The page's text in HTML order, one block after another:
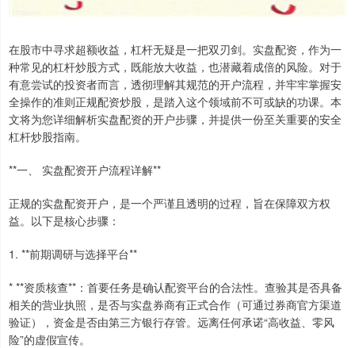
在股市中寻求超额收益，杠杆无疑是一把双刃剑。实盘配资，作为一
种常见的杠杆炒股方式，既能放大收益，也潜藏着成倍的风险。对于
有意尝试的投资者而言，透彻理解其规范的开户流程，并牢牢掌握安
全操作的准则正规配资炒股，是踏入这个领域前不可或缺的功课。本
文将为您详细解析实盘配资的开户步骤，并提供一份至关重要的安全
杠杆炒股指南。
**一、 实盘配资开户流程详解**
正规的实盘配资开户，是一个严谨且透明的过程，旨在保障双方权
益。以下是核心步骤：
1. **前期调研与选择平台**
* **资质核查**：首要任务是确认配资平台的合法性。查验其是否具备
相关的营业执照，是否与实盘券商有正式合作（可通过券商官方渠道
验证），资金是否由第三方银行存管。远离任何承诺“高收益、零风
险”的虚假宣传。